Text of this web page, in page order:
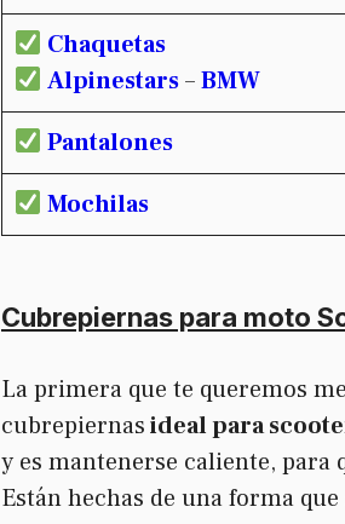
Chaquetas
Alpinestars–BMW
Pantalones
Mochilas
Cubrepiernas para moto
La primera que te queremos
cubrepiernasideal para
y es mantenerse caliente, para
Están hechas de una forma